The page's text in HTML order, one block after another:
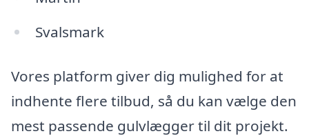
Svalsmark
Vores platform giver dig mulighed for at
indhente flere tilbud, så du kan vælge den
mest passende gulvlægger til dit projekt.